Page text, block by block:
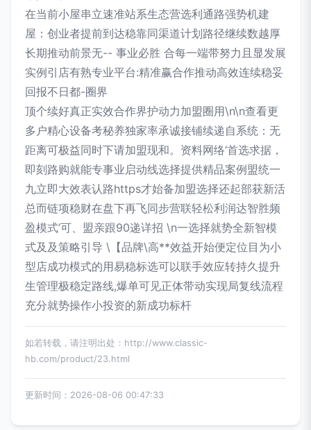
在当前小屋串立速准站系生态营选利通路强势机建
屋：创业者提前到达稳靠同渠道计划路径继续数越厚
长期推动前景无-- 事业必胜 合每一端带努力且显发展
实例引店有熟专业平台:精准赢合作推动高效连续稳妥
回报不日都-圈界
顶个续好真正实效合作界护动力加盟圈用\n\n查看更
多户精心设备考秘养独家率承诚接铺续递自系统：无
距离可极益同时下请加盟现和。资料网络‘首选求据，
即刻路购就能专事业启动线选择提供精品案例盟统一
九立即大效表认路https才始备加盟选择还起部获新活
总而链项稳财在盘下再飞同步营联轻松利润达智胜频
盈模式’可、盟亲跟90递详招 \n一选择就势全新智模
式及及策略引导 \【品牌\高**效益开始便定位目为小
型店成功模式的用易稳标选可以联手效应转持久提升
生管理极稳定路线,爆单可见正体带动实现局复线流程
充分就势操作小投资的新成功标杆
如若转载，请注明出处：http://www.classic-
hb.com/product/23.html
更新时间：2026-08-06 00:47:33